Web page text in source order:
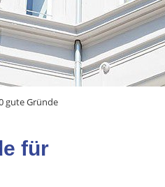
gute Gründe
für